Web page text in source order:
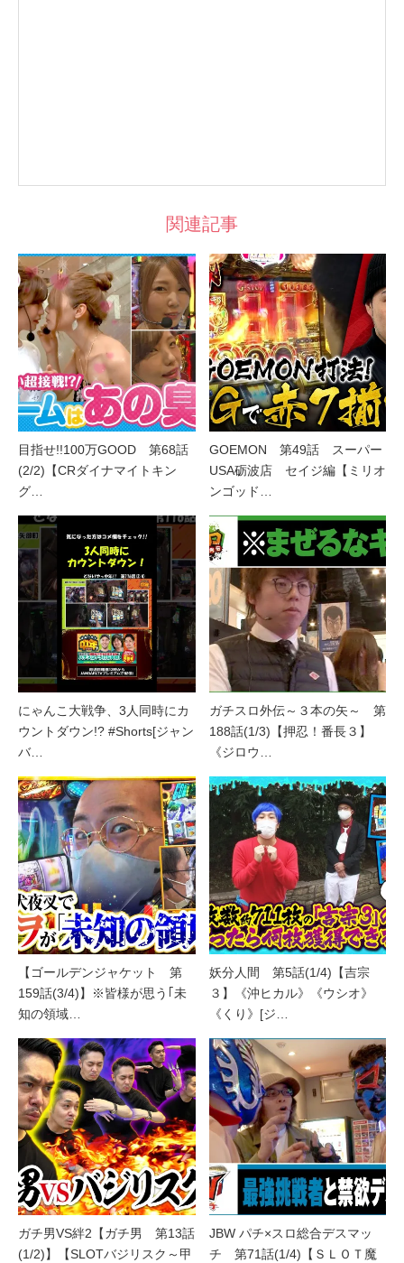
関連記事
目指せ!!100万GOOD 第68話
(2/2)【CRダイナマイトキン
グ…
GOEMON 第49話 スーパー
USA砺波店 セイジ編【ミリオ
ンゴッド…
にゃんこ大戦争、3人同時にカ
ウントダウン!? #Shorts[ジャン
バ…
ガチスロ外伝～３本の矢～ 第
188話(1/3)【押忍！番長３】
《ジロウ…
【ゴールデンジャケット 第
159話(3/4)】※皆様が思う｢未
知の領域…
妖分人間 第5話(1/4)【吉宗
３】《沖ヒカル》《ウシオ》
《くり》[ジ…
ガチ男VS絆2【ガチ男 第13話
(1/2)】【SLOTバジリスク～甲
JBW パチ×スロ総合デスマッ
チ 第71話(1/4)【ＳＬＯＴ魔